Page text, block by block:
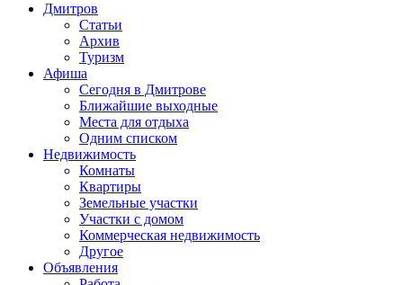
Дмитров
Статьи
Архив
Туризм
Афиша
Сегодня в Дмитрове
Ближайшие выходные
Места для отдыха
Одним списком
Недвижимость
Комнаты
Квартиры
Земельные участки
Участки с домом
Коммерческая недвижимость
Другое
Объявления